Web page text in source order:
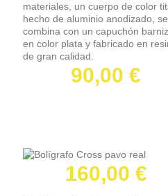
materiales, un cuerpo de color
hecho de aluminio anodizado, se
combina con un capuchón
en color plata y fabricado en
de gran calidad.
90,00 €
160,00 €